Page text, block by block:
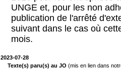
UNGE et, pour les non
publication de l'arrêté
suivant dans le cas où
mois.
2023-07-28
Texte(s) paru(s) au JO (mis en lien dans